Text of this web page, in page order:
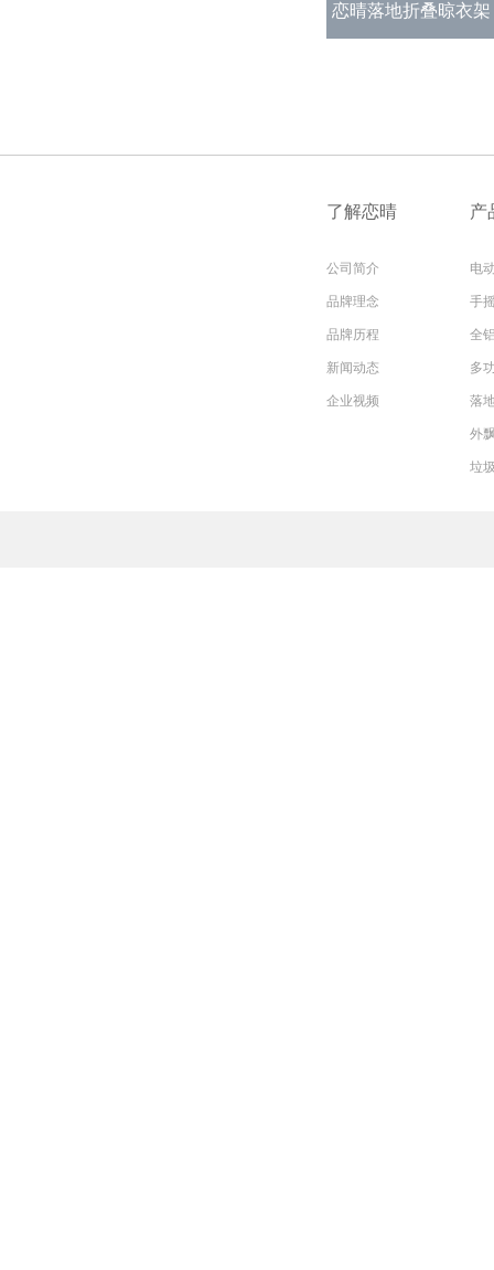
恋晴落地折叠晾衣
了解恋晴
公司简介
品牌理念
品牌历程
新闻动态
企业视频
产
电
手
全
多
落
外
垃